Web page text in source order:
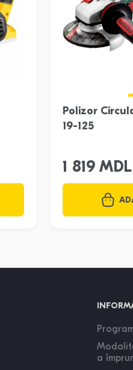
Polizor
19-125
1 819 MDL
a